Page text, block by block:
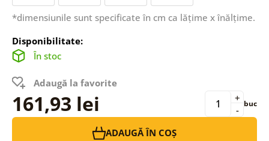
*dimensiunile sunt specificate în cm ca lățime x înălțime.
Disponibilitate:
În stoc
Adaugă la favorite
161,93 lei -
+ buc
ADAUGĂ ÎN COȘ